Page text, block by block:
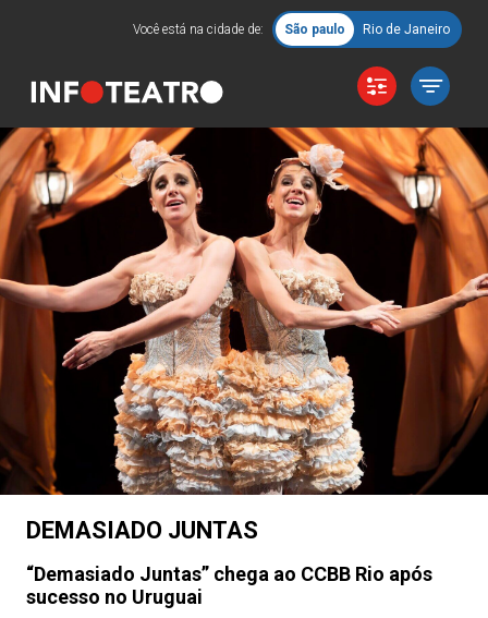
Você está na cidade de: São paulo Rio de Janeiro
DEMASIADO JUNTAS
“Demasiado Juntas” chega ao CCBB Rio após
sucesso no Uruguai